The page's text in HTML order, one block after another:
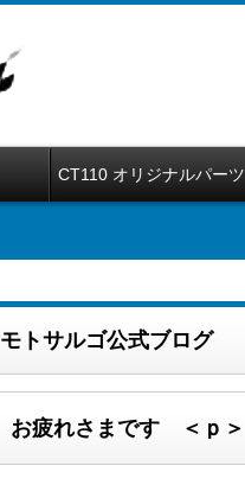
CT110 オリジナルパーツ
モトサルゴ公式ブログ
お疲れさまです ＜ｐ＞